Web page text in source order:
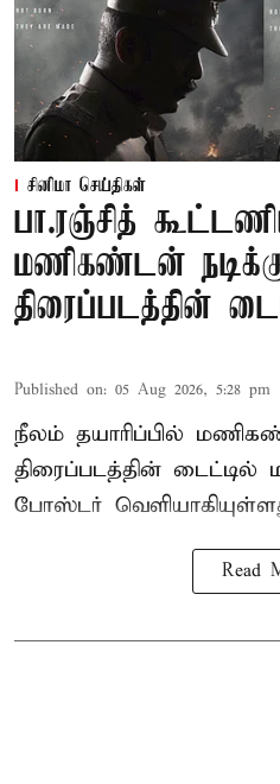
சினிமா செய்திகள்
பா.ரஞ்சித்
மணிகண்டன்
திரைப்படத்தின்
Published on: 05 Aug 2026, 5:28 pm
நீலம் தயாரிப்பில்
திரைப்படத்தின் டைட்டில்
போஸ்டர்
Read